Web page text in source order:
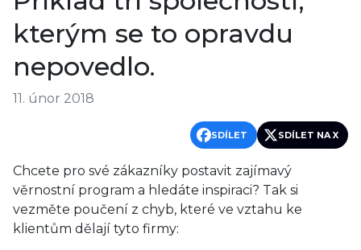
Kontakt
kterým se to opravdu
nepovedlo.
11. únor 2018
SDÍLET SDÍLET NA X
Chcete pro své zákazníky postavit zajímavý
věrnostní program a hledáte inspiraci? Tak si
vezměte poučení z chyb, které ve vztahu ke
klientům dělají tyto firmy: